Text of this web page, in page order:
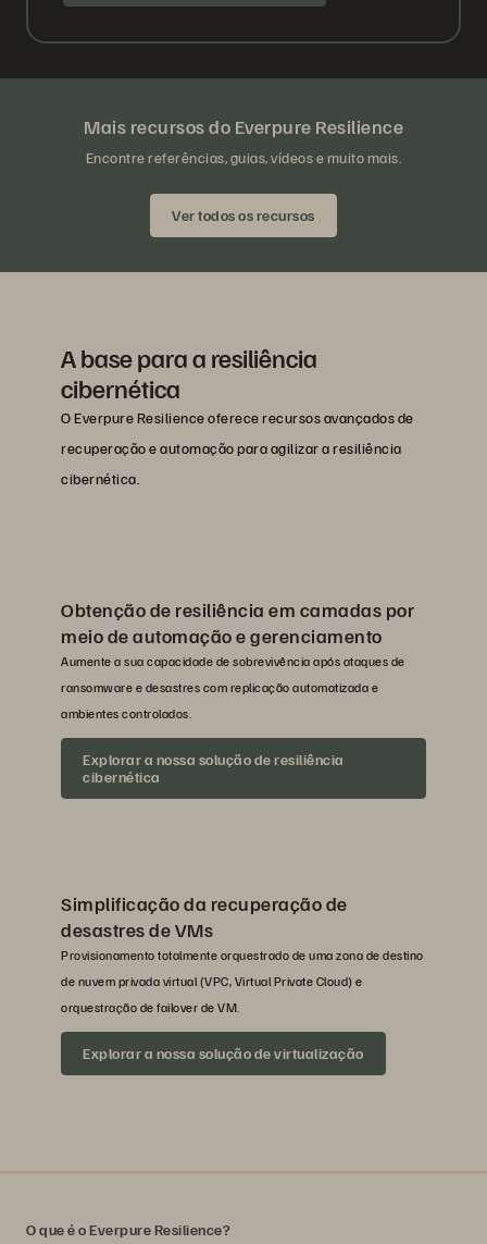
Mais recursos do Everpure Resilience
Encontre referências, guias, vídeos e muito mais.
Ver todos os recursos
A base para a resiliência
cibernética
O Everpure Resilience oferece recursos avançados de
recuperação e automação para agilizar a resiliência
cibernética.
Obtenção de resiliência em camadas por
meio de automação e gerenciamento
Aumente a sua capacidade de sobrevivência após ataques de
ransomware e desastres com replicação automatizada e
ambientes controlados.
Explorar a nossa solução de resiliência
cibernética
Simplificação da recuperação de
desastres de VMs
Provisionamento totalmente orquestrado de uma zona de destino
de nuvem privada virtual (VPC, Virtual Private Cloud) e
orquestração de failover de VM.
Explorar a nossa solução de virtualização
O que é o Everpure Resilience?